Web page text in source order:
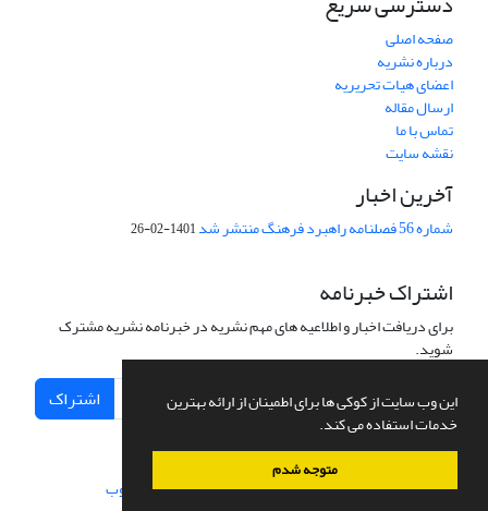
این وب سایت از کوکی ها برای اطمینان از ارائه بهترین
خدمات استفاده می کند.
متوجه شدم
صفحه اصلی
درباره نشریه
اعضای هیات تحریریه
ارسال مقاله
تماس با ما
نقشه سایت
آخرین اخبار
شماره 56 فصلنامه راهبرد فرهنگ منتشر شد 1401-02-26
اشتراک خبرنامه
برای دریافت اخبار و اطلاعیه های مهم نشریه در خبرنامه نشریه مشترک
شوید.
اشتراک
سامانه مدیریت نشریات علمی.طراحی و پیاده سازی از سیناوب